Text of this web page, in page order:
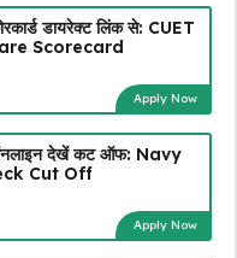
डायरेक्ट लिंक से: CUET
Scorecard
Apply Now
देखें कट ऑफ: Navy
Cut Off
Apply Now